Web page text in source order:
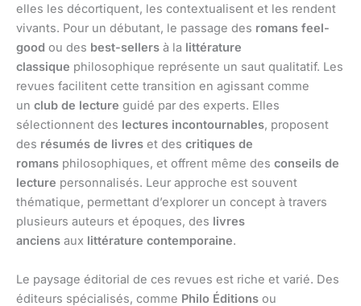
elles les décortiquent, les contextualisent et les rendent
vivants. Pour un débutant, le passage des romans feel-
good ou des best-sellers à la littérature
classique philosophique représente un saut qualitatif. Les
revues facilitent cette transition en agissant comme
un club de lecture guidé par des experts. Elles
sélectionnent des lectures incontournables, proposent
des résumés de livres et des critiques de
romans philosophiques, et offrent même des conseils de
lecture personnalisés. Leur approche est souvent
thématique, permettant d’explorer un concept à travers
plusieurs auteurs et époques, des livres
anciens aux littérature contemporaine.
Le paysage éditorial de ces revues est riche et varié. Des
éditeurs spécialisés, comme Philo Éditions ou